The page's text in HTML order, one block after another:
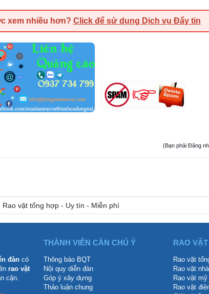
xem nhiều hơn? Click để sử dụng Dịch vụ Đẩy tin
(Bạn phải Đăng
Rao vặt tổng hợp - Uy tín - Miễn phí
đàn có
rao vặt
cận.
THÀNH VIÊN CẦN CHÚ Ý
Thông báo BQT
Nội quy diễn đàn
Góp ý xây dựng
Thảo luận chung
RAO
Rao vặt
Rao vặt
Rao vặt
Rao vặt